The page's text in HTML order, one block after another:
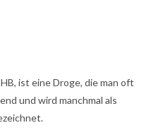
ist eine Droge, die man oft
und wird manchmal als